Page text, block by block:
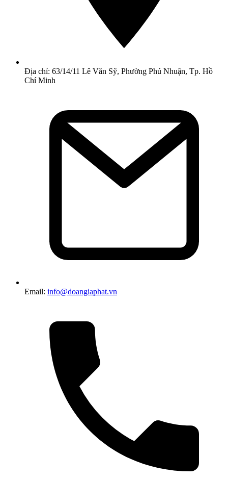
Địa chỉ: 63/14/11 Lê Văn Sỹ, Phường Phú Nhuận, Tp. Hồ
Chí Minh
Email: info@doangiaphat.vn